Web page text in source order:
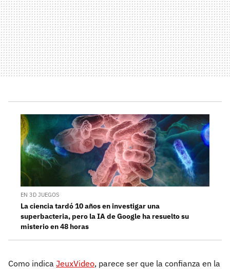
EN 3D JUEGOS
La ciencia tardó 10 años en investigar una
superbacteria, pero la IA de Google ha resuelto su
misterio en 48 horas
Como indica JeuxVideo, parece ser que la confianza en la